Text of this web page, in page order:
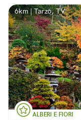
6km | Tarzo, TV
ALBERI E FIORI